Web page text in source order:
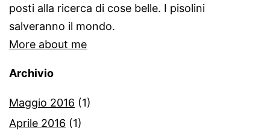
posti alla ricerca di cose belle. I pisolini
salveranno il mondo.
More about me
Archivio
Maggio 2016 (1)
Aprile 2016 (1)